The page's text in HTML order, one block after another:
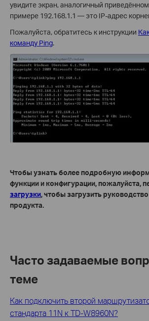
увидите экран, аналогичный
примере 192.168.1.1 — это IP-адрес
Пожалуйста, обратитесь к инструкции
команду Ping.
Чтобы узнать более подробную
функции и конфигурации, пожалуйста,
загрузки, чтобы загрузить
продукта.
Часто задаваемые
теме
Как подключить второй
стандарта 11N к TD-W8960N?